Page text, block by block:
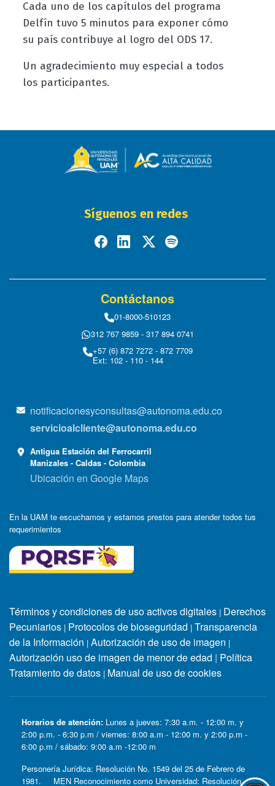
Cada uno de los capítulos del programa
Delfín tuvo 5 minutos para exponer cómo
su país contribuye al logro del ODS 17.
Un agradecimiento muy especial a todos
los participantes.
Síguenos en redes
Contáctanos
01-8000-510123
312 767 9859 - 317 894 0741
+57 (6) 872 7272 - 872 7709
Ext: 102 - 110 - 144
notificacionesyconsultas@autonoma.edu.co
servicioalcliente@autonoma.edu.co
Antigua Estación del Ferrocarril
Manizales - Caldas - Colombia
Ubicación en Google Maps
En la UAM te escuchamos y estamos prestos para atender todos tus
requerimientos
Términos y condiciones de uso activos digitales | Derechos
Pecuniarios | Protocolos de bioseguridad | Transparencia
de la Información | Autorización de uso de imagen |
Autorización uso de imagen de menor de edad | Política
Tratamiento de datos | Manual de uso de cookies
Horarios de atención: Lunes a jueves: 7:30 a.m. - 12:00 m. y
2:00 p.m. - 6:30 p.m / viernes: 8:00 a.m - 12:00 m. y 2:00 p.m -
6:00 p.m / sábado: 9:00 a.m -12:00 m
Personería Jurídica: Resolución No. 1549 del 25 de Febrero de
1981. MEN Reconocimiento como Universidad: Resolución